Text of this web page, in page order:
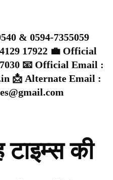
& 0594-7355059
17922 💼 Official
📧 Official Email :
📩 Alternate Email :
टाइम्स की